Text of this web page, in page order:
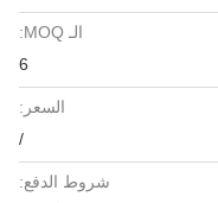
الـ MOQ:
6
السعر:
/
شروط الدفع: